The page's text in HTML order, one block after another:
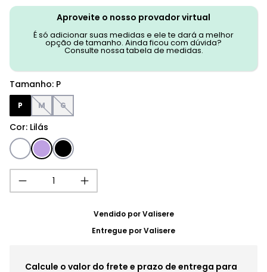
Aproveite o nosso provador virtual
É só adicionar suas medidas e ele te dará a melhor
opção de tamanho. Ainda ficou com dúvida?
Consulte nossa tabela de medidas.
Cor: Lilás
Tamanho: P
P M G
Vendido porValisere
Entregue porValisere